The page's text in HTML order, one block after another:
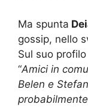
Ma spunta
gossip, nello
Sul suo profilo
“Amici in
Belen e
probabilmente